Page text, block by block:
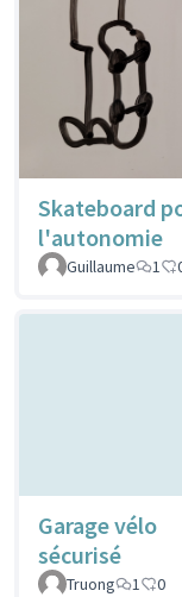
Skateboard
l'autonomie
Guillaume
1
Garage vélo
sécurisé
Truong
1 0